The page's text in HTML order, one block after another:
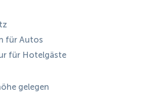
für Autos
für Hotelgäste
gelegen